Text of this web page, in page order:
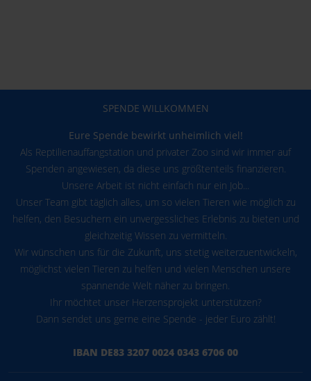
SPENDE WILLKOMMEN
Eure Spende bewirkt unheimlich viel!
Als Reptilienauffangstation und privater Zoo sind wir immer auf
Spenden angewiesen, da diese uns größtenteils finanzieren.
Unsere Arbeit ist nicht einfach nur ein Job...
Unser Team gibt täglich alles, um so vielen Tieren wie möglich zu
helfen, den Besuchern ein unvergessliches Erlebnis zu bieten und
gleichzeitig Wissen zu vermitteln.
Wir wünschen uns für die Zukunft, uns stetig weiterzuentwickeln,
möglichst vielen Tieren zu helfen und vielen Menschen unsere
spannende Welt näher zu bringen.
Ihr möchtet unser Herzensprojekt unterstützen?
Dann sendet uns gerne eine Spende - jeder Euro zählt!
IBAN DE83 3207 0024 0343 6706 00